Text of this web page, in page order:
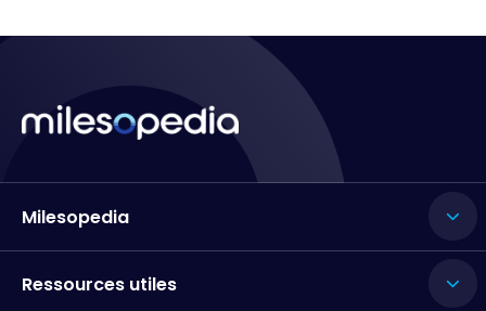
Milesopedia
Ressources utiles